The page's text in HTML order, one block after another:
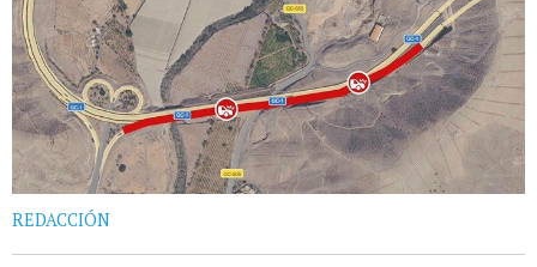
REDACCIÓN